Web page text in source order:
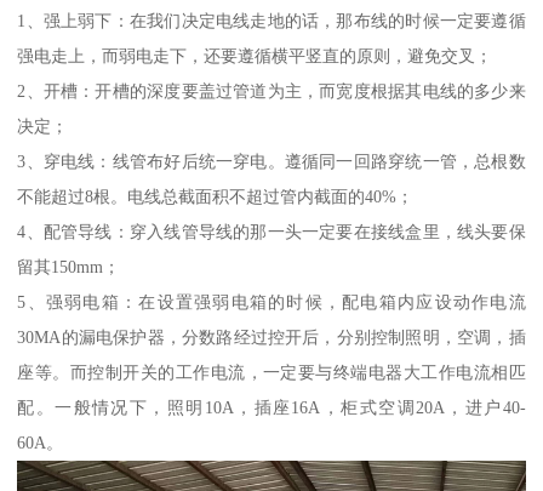
1、强上弱下：在我们决定电线走地的话，那布线的时候一定要遵循
强电走上，而弱电走下，还要遵循横平竖直的原则，避免交叉；
2、开槽：开槽的深度要盖过管道为主，而宽度根据其电线的多少来
决定；
3、穿电线：线管布好后统一穿电。遵循同一回路穿统一管，总根数
不能超过8根。电线总截面积不超过管内截面的40%；
4、配管导线：穿入线管导线的那一头一定要在接线盒里，线头要保
留其150mm；
5、强弱电箱：在设置强弱电箱的时候，配电箱内应设动作电流
30MA的漏电保护器，分数路经过控开后，分别控制照明，空调，插
座等。而控制开关的工作电流，一定要与终端电器大工作电流相匹
配。一般情况下，照明10A，插座16A，柜式空调20A，进户40-
60A。